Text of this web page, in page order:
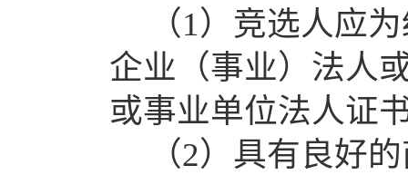
（1）竞选人应
企业（事业）法人
或事业单位法人证
（2） 具有良好